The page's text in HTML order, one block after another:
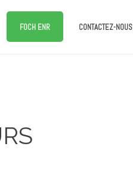
FOCH ENR CONTACTEZ-NOUS